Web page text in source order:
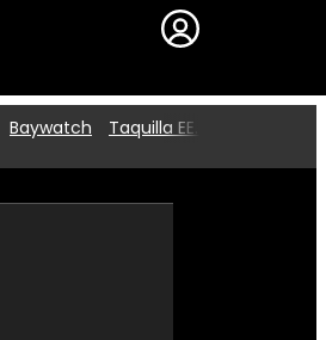
Baywatch Taquilla EE.UU.